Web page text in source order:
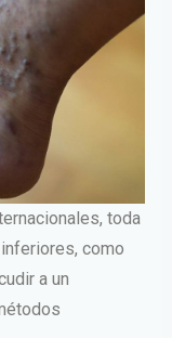
toda
como
a un